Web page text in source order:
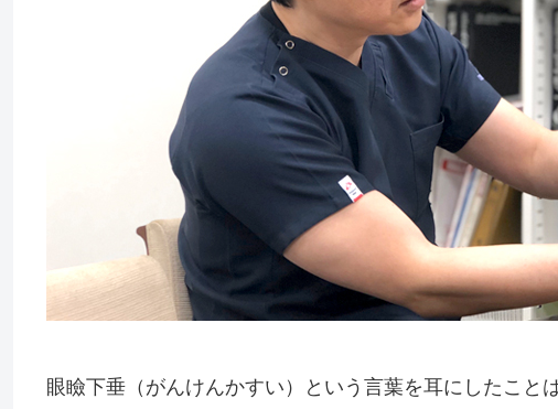
眼瞼下垂（がんけんかすい）という言葉を耳にしたこと